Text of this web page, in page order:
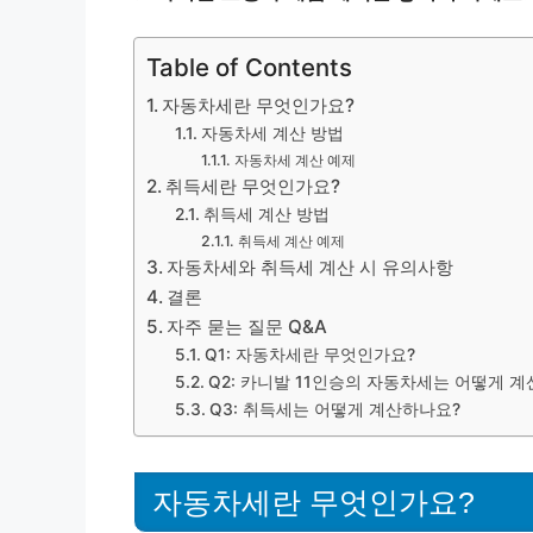
Table of Contents
자동차세란 무엇인가요?
자동차세 계산 방법
자동차세 계산 예제
취득세란 무엇인가요?
취득세 계산 방법
취득세 계산 예제
자동차세와 취득세 계산 시 유의사항
결론
자주 묻는 질문 Q&A
Q1: 자동차세란 무엇인가요?
Q2: 카니발 11인승의 자동차세는 어떻게 계
Q3: 취득세는 어떻게 계산하나요?
자동차세란 무엇인가요?